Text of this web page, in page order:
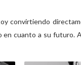
convirtiendo
cuanto a su futuro.